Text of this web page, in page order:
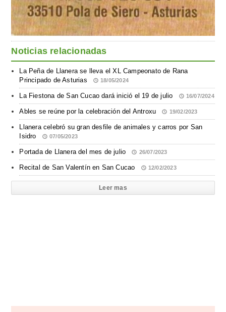
Noticias relacionadas
La Peña de Llanera se lleva el XL Campeonato de Rana
Principado de Asturias
18/05/2024
La Fiestona de San Cucao dará inició el 19 de julio 16/07/2024
Ables se reúne por la celebración del Antroxu 19/02/2023
Llanera celebró su gran desfile de animales y carros por San
Isidro
07/05/2023
Portada de Llanera del mes de julio 26/07/2023
Recital de San Valentín en San Cucao 12/02/2023
Leer mas